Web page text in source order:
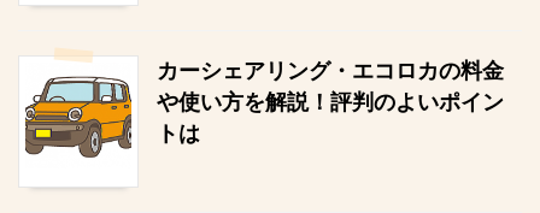
カーシェアリング・エコロカの料金
や使い方を解説！評判のよいポイン
トは